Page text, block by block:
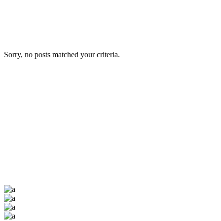
Sorry, no posts matched your criteria.